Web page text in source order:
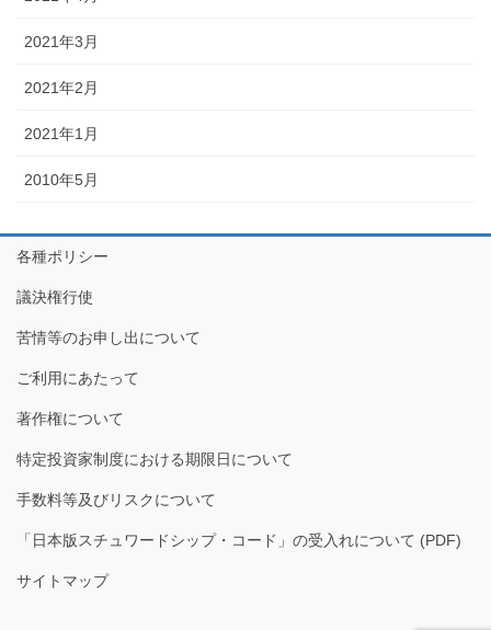
2021年3月
2021年2月
2021年1月
2010年5月
各種ポリシー
議決権行使
苦情等のお申し出について
ご利用にあたって
著作権について
特定投資家制度における期限日について
手数料等及びリスクについて
「日本版スチュワードシップ・コード」の受入れについて (PDF)
サイトマップ